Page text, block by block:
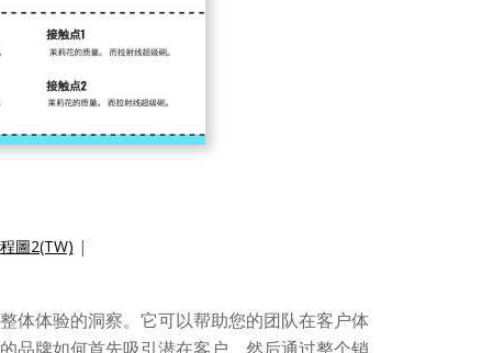
圖2(TW) |
体体验的洞察。它可以帮助您的团队在客户体